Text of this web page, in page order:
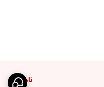
ناموجود